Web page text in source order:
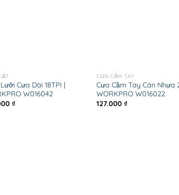
Cưa Dài 18TPI |
W016042
₫
CƯA CẦM TAY
Cưa Cầm Tay Cán Nhựa
WORKPRO W016022
127.000₫